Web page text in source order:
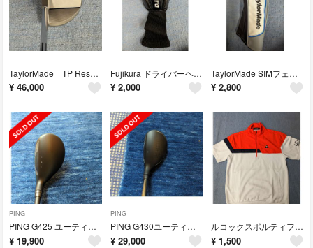
TaylorMade TP Reserve パター TR-M3TC
¥ 46,000
Fujikura ドライバーヘッドカバー
¥ 2,000
TaylorMade SIMフェアウェイウッドカバー
¥ 2,800
PING
PING G425 ユーティリティ 5U
¥ 19,900
PING
PING G430ユーティリティ 3U
¥ 29,000
ルコックスポルティフ ゴルフウェア
¥ 1,500